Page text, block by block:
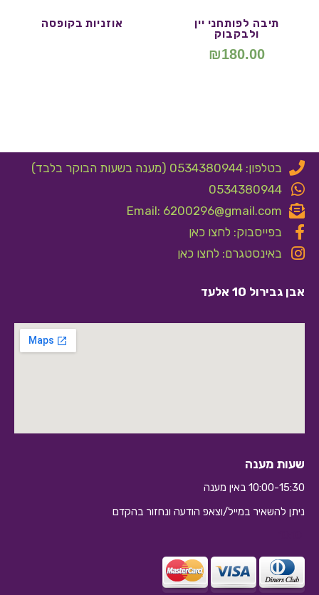
תיבה לפותחני יין
ולבקבוק
₪180.00
אוזניות בקופסה
בטלפון: 0534380944 (מענה בשעות הבוקר בלבד)
0534380944
Email: 6200296@gmail.com
בפייסבוק: לחצו כאן
באינסטגרם: לחצו כאן
אבן גבירול 10 אלעד
שעות מענה
10:00-15:30 באין מענה
ניתן להשאיר במייל/וצאפ הודעה ונחזור בהקדם